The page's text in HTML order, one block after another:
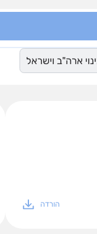
ארה"ב וישראל
הורדה